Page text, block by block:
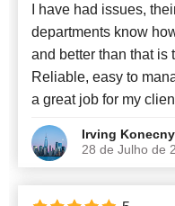
I have had issues,
departments know
and better than that is
Reliable, easy to
a great job for my
Irving Konecny
28 de Julho de